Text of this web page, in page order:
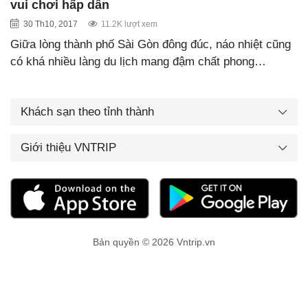
vui chơi hấp dẫn
30 Th10, 2017 11.2K lượt xem
Giữa lòng thành phố Sài Gòn đông đúc, náo nhiệt cũng
có khá nhiều làng du lịch mang đậm chất phong…
Khách sạn theo tỉnh thành
Giới thiệu VNTRIP
Bản quyền © 2026 Vntrip.vn